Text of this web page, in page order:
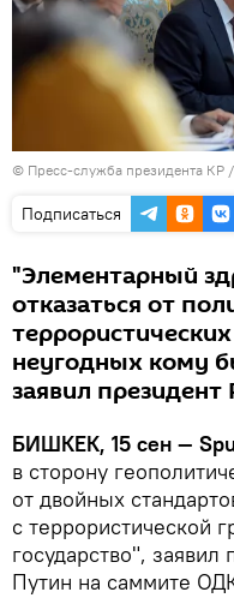
© Пресс-служба президента КР
Подписаться
"Элементарный
отказаться от
неугодных кому
заявил президент
БИШКЕК, 15 сен —
в сторону
от двойных
с террористической
государство",
Путин на саммите